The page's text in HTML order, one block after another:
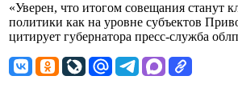
«Уверен, что итогом совещания станут
политики как на уровне субъектов
цитирует губернатора пресс-служба